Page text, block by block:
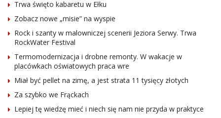
Trwa święto kabaretu w Ełku
Zobacz nowe „misie” na wyspie
Rock i szanty w malowniczej scenerii Jeziora Serwy. Trwa
RockWater Festival
Termomodernizacja i drobne remonty. W wakacje w
placówkach oświatowych praca wre
Miał być pellet na zimę, a jest strata 11 tysięcy złotych
Za szybko we Frąckach
Lepiej tę wiedzę mieć i niech się nam nie przyda w praktyce